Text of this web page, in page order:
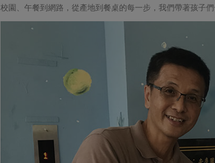
校園、午餐到網路，從產地到餐桌的每一步，我們帶著孩子